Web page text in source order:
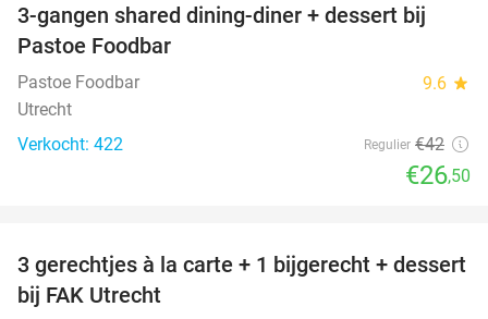
37%
3-gangen shared dining-diner + dessert bij
Pastoe Foodbar
Pastoe Foodbar 9.6 star
Utrecht
Verkocht: 422
Regulier €42
€26,50
40%
3 gerechtjes à la carte + 1 bijgerecht + dessert
bij FAK Utrecht